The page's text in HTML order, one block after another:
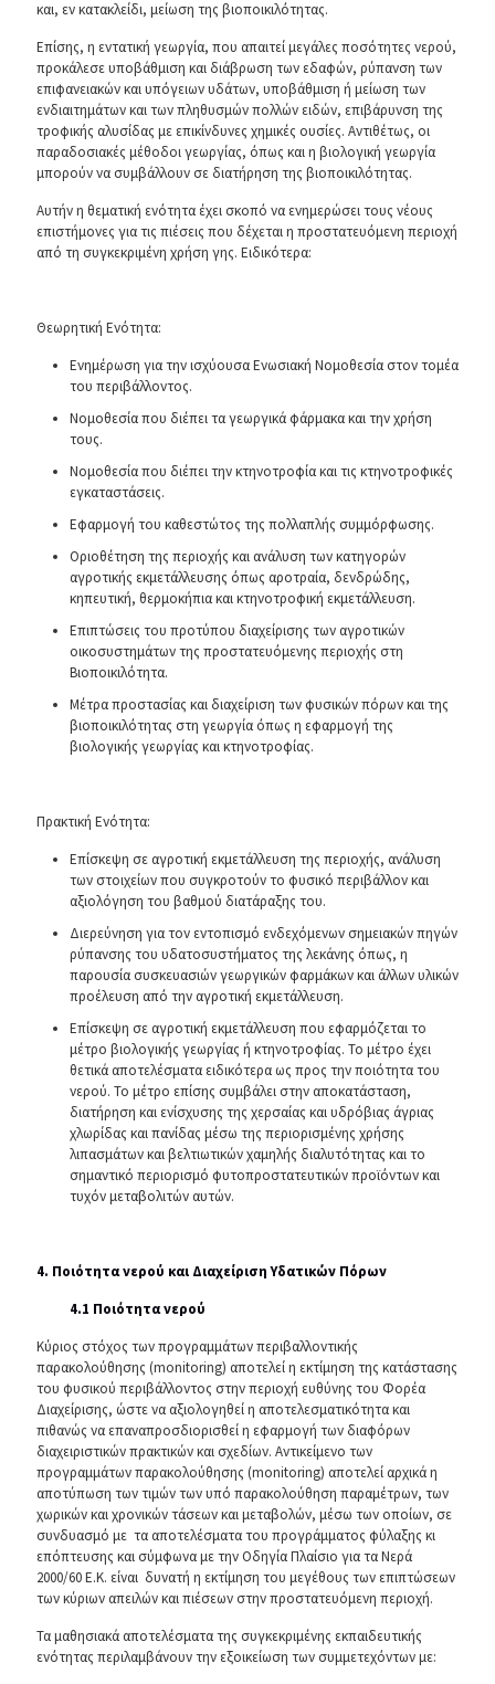
και, εν κατακλείδι, μείωση της βιοποικιλότητας.
Επίσης, η εντατική γεωργία, που απαιτεί μεγάλες ποσότητες νερού,
προκάλεσε υποβάθμιση και διάβρωση των εδαφών, ρύπανση των
επιφανειακών και υπόγειων υδάτων, υποβάθμιση ή μείωση των
ενδιαιτημάτων και των πληθυσμών πολλών ειδών, επιβάρυνση της
τροφικής αλυσίδας με επικίνδυνες χημικές ουσίες. Αντιθέτως, οι
παραδοσιακές μέθοδοι γεωργίας, όπως και η βιολογική γεωργία
μπορούν να συμβάλλουν σε διατήρηση της βιοποικιλότητας.
Αυτήν η θεματική ενότητα έχει σκοπό να ενημερώσει τους νέους
επιστήμονες για τις πιέσεις που δέχεται η προστατευόμενη περιοχή
από τη συγκεκριμένη χρήση γης. Ειδικότερα:
Θεωρητική Ενότητα:
Ενημέρωση για την ισχύουσα Ενωσιακή Νομοθεσία στον τομέα
του περιβάλλοντος.
Νομοθεσία που διέπει τα γεωργικά φάρμακα και την χρήση
τους.
Νομοθεσία που διέπει την κτηνοτροφία και τις κτηνοτροφικές
εγκαταστάσεις.
Εφαρμογή του καθεστώτος της πολλαπλής συμμόρφωσης.
Οριοθέτηση της περιοχής και ανάλυση των κατηγορών
αγροτικής εκμετάλλευσης όπως αροτραία, δενδρώδης,
κηπευτική, θερμοκήπια και κτηνοτροφική εκμετάλλευση.
Επιπτώσεις του προτύπου διαχείρισης των αγροτικών
οικοσυστημάτων της προστατευόμενης περιοχής στη
Βιοποικιλότητα.
Μέτρα προστασίας και διαχείριση των φυσικών πόρων και της
βιοποικιλότητας στη γεωργία όπως η εφαρμογή της
βιολογικής γεωργίας και κτηνοτροφίας.
Πρακτική Ενότητα:
Επίσκεψη σε αγροτική εκμετάλλευση της περιοχής, ανάλυση
των στοιχείων που συγκροτούν το φυσικό περιβάλλον και
αξιολόγηση του βαθμού διατάραξης του.
Διερεύνηση για τον εντοπισμό ενδεχόμενων σημειακών πηγών
ρύπανσης του υδατοσυστήματος της λεκάνης όπως, η
παρουσία συσκευασιών γεωργικών φαρμάκων και άλλων υλικών
προέλευση από την αγροτική εκμετάλλευση.
Επίσκεψη σε αγροτική εκμετάλλευση που εφαρμόζεται το
μέτρο βιολογικής γεωργίας ή κτηνοτροφίας. Το μέτρο έχει
θετικά αποτελέσματα ειδικότερα ως προς την ποιότητα του
νερού. Το μέτρο επίσης συμβάλει στην αποκατάσταση,
διατήρηση και ενίσχυσης της χερσαίας και υδρόβιας άγριας
χλωρίδας και πανίδας μέσω της περιορισμένης χρήσης
λιπασμάτων και βελτιωτικών χαμηλής διαλυτότητας και το
σημαντικό περιορισμό φυτοπροστατευτικών προϊόντων και
τυχόν μεταβολιτών αυτών.
4. Ποιότητα νερού και Διαχείριση Υδατικών Πόρων
4.1 Ποιότητα νερού
Κύριος στόχος των προγραμμάτων περιβαλλοντικής
παρακολούθησης (monitoring) αποτελεί η εκτίμηση της κατάστασης
του φυσικού περιβάλλοντος στην περιοχή ευθύνης του Φορέα
Διαχείρισης, ώστε να αξιολογηθεί η αποτελεσματικότητα και
πιθανώς να επαναπροσδιορισθεί η εφαρμογή των διαφόρων
διαχειριστικών πρακτικών και σχεδίων. Αντικείμενο των
προγραμμάτων παρακολούθησης (monitoring) αποτελεί αρχικά η
αποτύπωση των τιμών των υπό παρακολούθηση παραμέτρων, των
χωρικών και χρονικών τάσεων και μεταβολών, μέσω των οποίων, σε
συνδυασμό με τα αποτελέσματα του προγράμματος φύλαξης κι
επόπτευσης και σύμφωνα με την Οδηγία Πλαίσιο για τα Νερά
2000/60 Ε.Κ. είναι δυνατή η εκτίμηση του μεγέθους των επιπτώσεων
των κύριων απειλών και πιέσεων στην προστατευόμενη περιοχή.
Τα μαθησιακά αποτελέσματα της συγκεκριμένης εκπαιδευτικής
ενότητας περιλαμβάνουν την εξοικείωση των συμμετεχόντων με: